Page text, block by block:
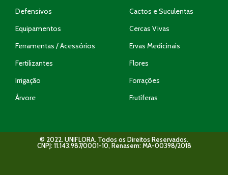
Defensivos
Equipamentos
Ferramentas / Acessórios
Fertilizantes
Irrigação
Árvore
Cactos e Suculentas
Cercas Vivas
Ervas Medicinais
Flores
Forrações
Frutíferas
© 2022. UNIFLORA. Todos os Direitos Reservados.
CNPJ: 11.143.987/0001-10, Renasem: MA-00398/2018